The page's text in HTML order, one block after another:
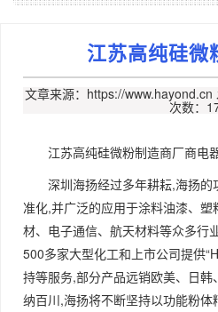
江苏高纯硅微
文章来源：https://www.hayond.cn
次数：
江苏高纯硅微粉制造商厂商电
深圳海扬经过多年耕耘,海扬
准化,并广泛的应用于涂料油漆、
材、电子通信、航天材料等众多行
500多家大型化工和上市公司提供
持等服务,部分产品远销欧美、日
纳百川,海扬将不断坚持以功能粉